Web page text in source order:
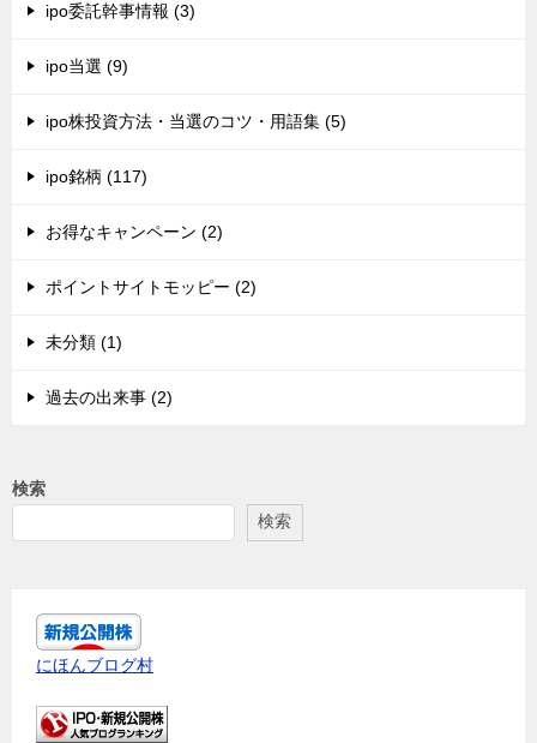
ipo委託幹事情報 (3)
ipo当選 (9)
ipo株投資方法・当選のコツ・用語集 (5)
ipo銘柄 (117)
お得なキャンペーン (2)
ポイントサイトモッピー (2)
未分類 (1)
過去の出来事 (2)
検索
検索
にほんブログ村